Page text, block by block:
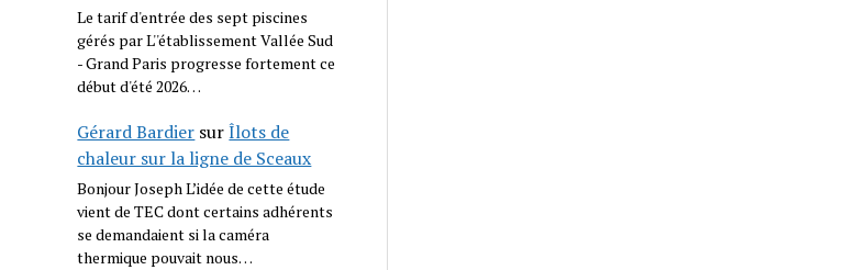
Le tarif d'entrée des sept piscines
gérés par L''établissement Vallée Sud
- Grand Paris progresse fortement ce
début d'été 2026…
Gérard Bardier surÎlots de
chaleur sur la ligne de Sceaux
Bonjour Joseph L’idée de cette étude
vient de TEC dont certains adhérents
se demandaient si la caméra
thermique pouvait nous…